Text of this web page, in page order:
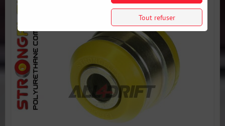
Tout refuser